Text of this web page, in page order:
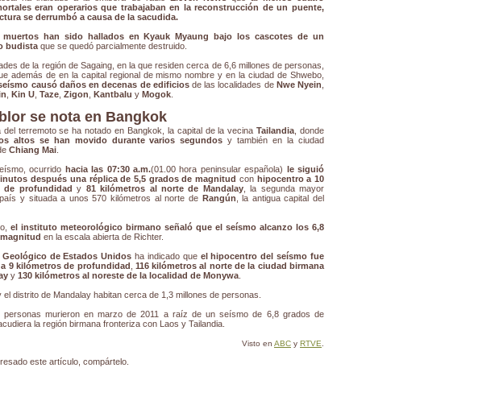
eran operarios que trabajaban en la reconstrucción de un puente,
se derrumbó a causa de la sacudida.
muertos han sido hallados en Kyauk Myaung bajo los cascotes de un
budista que se quedó parcialmente destruido.
de la región de Sagaing, en la que residen cerca de 6,6 millones de personas,
además de en la capital regional de mismo nombre y en la ciudad de Shwebo,
causó daños en decenas de edificiosde las localidades de Nwe Nyein
Kin U Taze Zigon Kantbalu y Mogok
se nota en Bangkok
del terremoto se ha notado en Bangkok, la capital de la vecinaTailandia , donde
altos se han movido durante varios segundos y también en la ciudad
Chiang Mai
ocurrido hacia las 07:30 a.m.(01.00 hora peninsular española) le siguió
después una réplica de 5,5 grados de magnitud con hipocentro a 10
de profundidad y 81 kilómetros al norte de Mandalay, la segunda mayor
y situada a unos 570 kilómetros al norte de Rangún , la antigua capital del
el instituto meteorológico birmano señaló que el seísmo alcanzo los 6,8
en la escala abierta de Richter.
Geológico de Estados Unidos ha indicado que el hipocentro del seísmo fue
9 kilómetros de profundidad 116 kilómetros al norte de la ciudad birmana
y 130 kilómetros al noreste de la localidad de Monywa
el distrito de Mandalay habitan cerca de 1,3 millones de personas.
personas murieron en marzo de 2011 a raíz de un seísmo de 6,8 grados de
la región birmana fronteriza con Laos y Tailandia.
Visto en ABC y RTVE
este artículo, compártelo.